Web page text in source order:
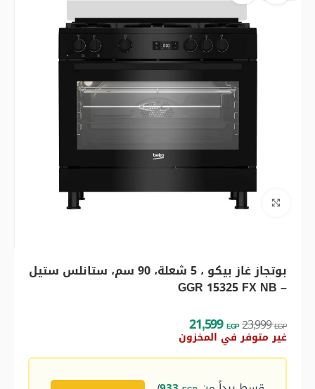
اضغط للتكبير
بوتجاز غاز بيكو ، 5 شعلة، 90 سم، ستانلس ستيل
– GGR 15325 FX NB
23,999EGP
21,599 EGP
غير متوفر في المخزون